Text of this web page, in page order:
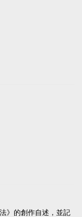
》的創作自述，並記